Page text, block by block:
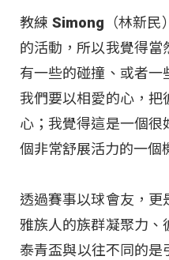
教練 Simong（林新民
的活動，所以我覺得
有一些的碰撞、或者一
我們要以相愛的心，把
心；我覺得這是一個
個非常舒展活力的一個
透過賽事以球會友，
雅族人的族群凝聚力、
泰青盃與以往不同的